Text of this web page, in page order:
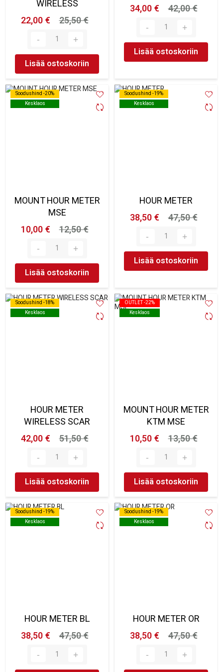
WIRELESS
22,00 €
25,50 €
Lisää ostoskoriin
34,00 €
42,00 €
Lisää ostoskoriin
Soodushind -20%
Kesklaos
Soodushind -20%
Kesklaos
MOUNT HOUR METER
MSE
10,00 €
12,50 €
Lisää ostoskoriin
Soodushind -19%
Kesklaos
Soodushind -19%
Kesklaos
HOUR METER
38,50 €
47,50 €
Lisää ostoskoriin
Soodushind -18%
Kesklaos
Soodushind -18%
Kesklaos
HOUR METER
WIRELESS SCAR
42,00 €
51,50 €
Lisää ostoskoriin
OUTLET -22%
Kesklaos
OUTLET -22%
Kesklaos
MOUNT HOUR METER
KTM MSE
10,50 €
13,50 €
Lisää ostoskoriin
Soodushind -19%
Kesklaos
Soodushind -19%
Kesklaos
HOUR METER BL
38,50 €
47,50 €
Soodushind -19%
Kesklaos
Soodushind -19%
Kesklaos
HOUR METER OR
38,50 €
47,50 €